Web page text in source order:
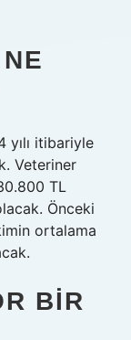
yılı itibariyle
Veteriner
TL
Önceki
ortalama
BIR